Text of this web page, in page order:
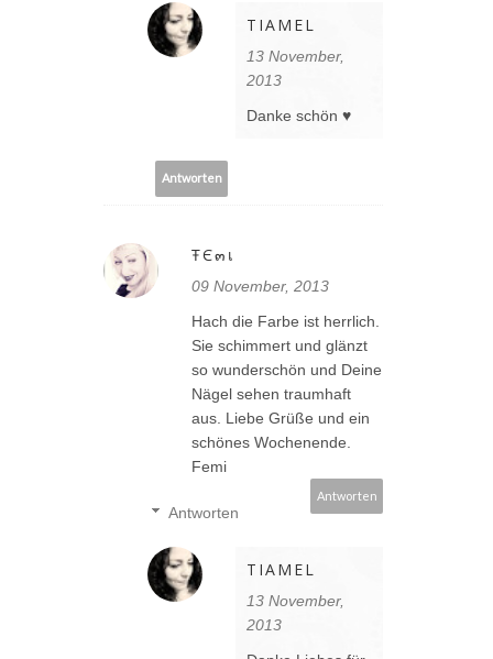
TIAMEL
13 November,
2013
Danke schön ♥
Antworten
ŦЄ๓เ
09 November, 2013
Hach die Farbe ist herrlich.
Sie schimmert und glänzt
so wunderschön und Deine
Nägel sehen traumhaft
aus. Liebe Grüße und ein
schönes Wochenende.
Femi
Antworten
Antworten
TIAMEL
13 November,
2013